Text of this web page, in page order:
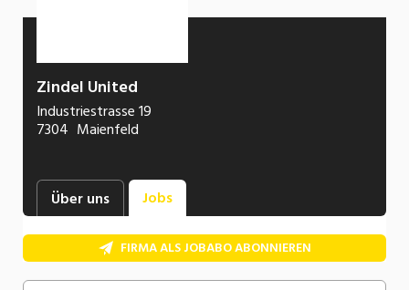
Zindel United
Industriestrasse 19
7304 Maienfeld
Über uns Jobs
FIRMA ALS JOBABO ABONNIEREN